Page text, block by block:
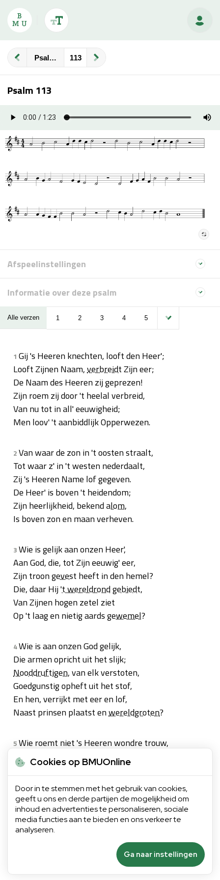
Psalmberijming
Psalm 113
Afspeelinstellingen
Informatie over deze psalm
Alle verzen 1 2 3 4 5
1 Gij 's Heeren knechten, looft den Heer';
Looft Zijnen Naam,verbreidtZijn eer;
De Naam des Heeren zij geprezen!
Zijn roem zij door 't heelal verbreid,
Van nu tot in all' eeuwigheid;
Men loov' 't aanbiddlijk Opperwezen.
2Van waar de zon in 't oosten straalt,
Tot waar z' in 't westen nederdaalt,
Zij 's Heeren Name lof gegeven.
De Heer' is boven 't heidendom;
Zijn heerlijkheid, bekendalom,
Is boven zon en maan verheven.
3Wie is gelijk aan onzen Heer',
Aan God, die, tot Zijn eeuwig' eer,
Zijn troongevest heeft in den hemel?
Die, daar Hij 't wereldrondgebiedt,
Van Zijnen hogen zetel ziet
Op 't laag en nietig aardsgewemel?
4Wie is aan onzen God gelijk,
Die armen opricht uit het slijk;
Nooddruftigen, van elk verstoten,
Goedgunstig opheft uit het stof,
En hen, verrijkt met eer en lof,
Naast prinsen plaatst enwereldgroten?
5Wie roemt niet 's Heeren wondre trouw,
Die mildelijk d'
onvruchtbre vrouw,
Op harebee, een blijde moeder
Van liev' en frisse
telgen
maakt,
Endusvoor aller welzijn waakt?
Men loov' den grotenAlbehoeder!
Cookies op BMUOnline
Door in te stemmen met het gebruik van cookies,
geeft u ons en derde partijen de mogelijkheid om
inhoud en advertenties te personaliseren, sociale
media functies aan te bieden en ons verkeer te
analyseren.
Ga naar instellingen